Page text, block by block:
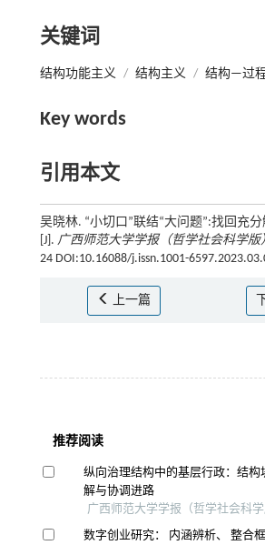
关键词
结构功能主义 / 结构主义 / 结构—过
Key words
引用本文
吴晓林. “小切口”联结“大问题”:找回充
[J]. 广西师范大学学报（哲学社会科学版
24 DOI:10.16088/j.issn.1001-
上一篇